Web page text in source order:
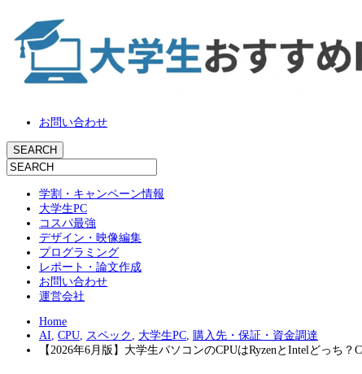
お問い合わせ
学割・キャンペーン情報
大学生PC
コスパ最強
デザイン・映像編集
プログラミング
レポート・論文作成
お問い合わせ
運営会社
Home
AI, CPU, スペック , 大学生PC, 購入先・保証・資金調達
【2026年6月版】大学生パソコンのCPUはRyzenとIntelどっち？